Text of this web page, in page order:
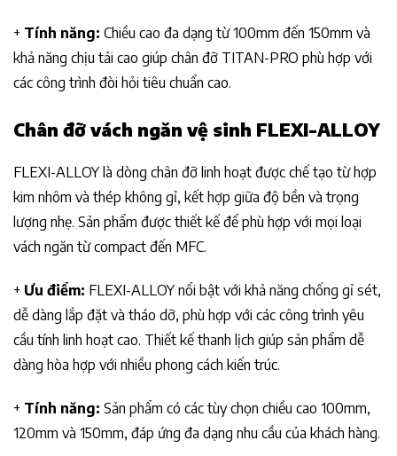
+ Tính năng: Chiều cao đa dạng từ 100mm đến 150mm và
khả năng chịu tải cao giúp chân đỡ TITAN-PRO phù hợp với
các công trình đòi hỏi tiêu chuẩn cao.
Chân đỡ vách ngăn vệ sinh FLEXI-ALLOY
FLEXI-ALLOY là dòng chân đỡ linh hoạt được chế tạo từ hợp
kim nhôm và thép không gỉ, kết hợp giữa độ bền và trọng
lượng nhẹ. Sản phẩm được thiết kế để phù hợp với mọi loại
vách ngăn từ compact đến MFC.
+ Ưu điểm: FLEXI-ALLOY nổi bật với khả năng chống gỉ sét,
dễ dàng lắp đặt và tháo dỡ, phù hợp với các công trình yêu
cầu tính linh hoạt cao. Thiết kế thanh lịch giúp sản phẩm dễ
dàng hòa hợp với nhiều phong cách kiến trúc.
+ Tính năng: Sản phẩm có các tùy chọn chiều cao 100mm,
120mm và 150mm, đáp ứng đa dạng nhu cầu của khách hàng.